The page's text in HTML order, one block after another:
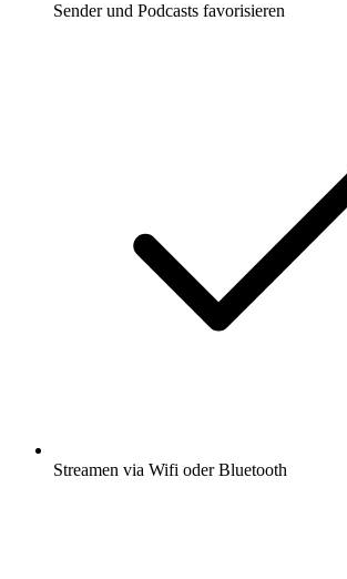
Sender und Podcasts favorisieren
Streamen via Wifi oder Bluetooth